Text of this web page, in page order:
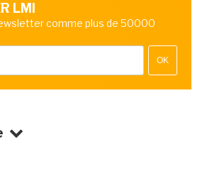
LMI
comme plus de 50000
OK